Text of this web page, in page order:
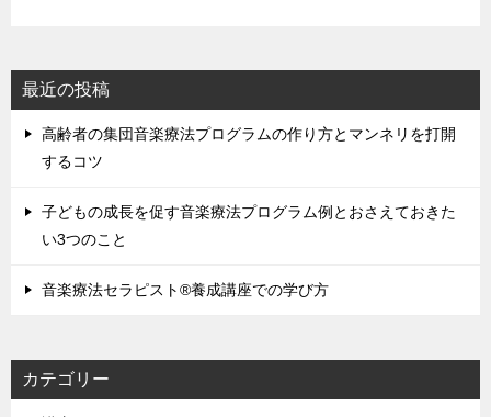
最近の投稿
高齢者の集団音楽療法プログラムの作り方とマンネリを打開
するコツ
子どもの成長を促す音楽療法プログラム例とおさえておきた
い3つのこと
音楽療法セラピスト®養成講座での学び方
カテゴリー